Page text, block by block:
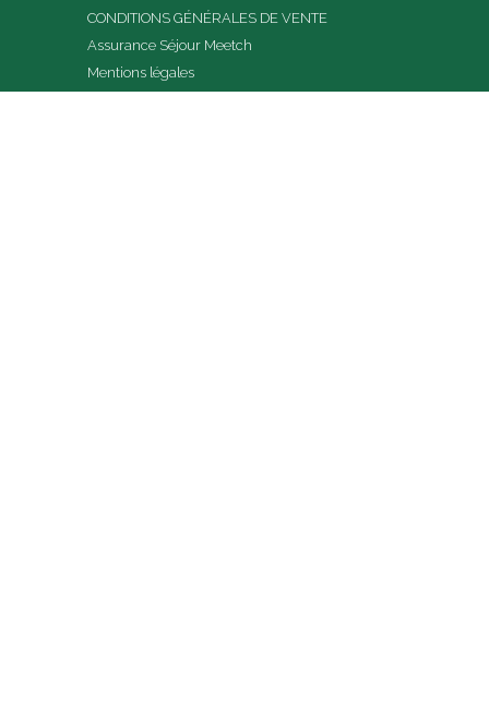
CONDITIONS GÉNÉRALES DE VENTE
Assurance Séjour Meetch
Mentions légales